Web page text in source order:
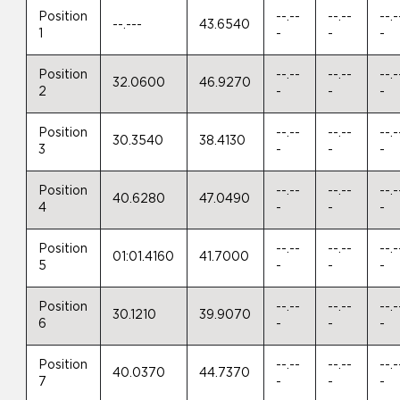
Position
1
--.--- 43.6540
--.--
-
--.--
-
--
-
Position
2
32.0600 46.9270
--.--
-
--.--
-
--
-
Position
3
30.3540 38.4130
--.--
-
--.--
-
--
-
Position
4
40.6280 47.0490
--.--
-
--.--
-
--
-
Position
5
01:01.4160 41.7000
--.--
-
--.--
-
--
-
Position
6
30.1210 39.9070
--.--
-
--.--
-
--
-
Position
7
40.0370 44.7370
--.--
-
--.--
-
--
-